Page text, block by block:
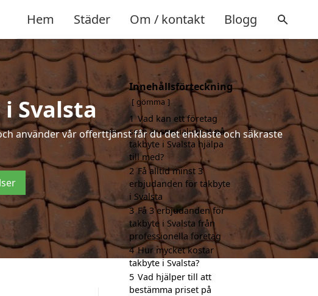
Hem Städer Om / kontakt Blogg
Svalsta
använder vår offerttjänst får du det enklaste och säkraste
Innehållsförteckning
gömma
1 Vad kan ett företag
som är specialiserat på
takbyte i Svalsta hjälpa
till med?
2 Få alltid minst 3
erbjudanden för takbyte
i Svalsta
3 Få 3 erbjudanden för
takbyte i Svalsta från
professionella företag
4 Hur mycket kostar
takbyte i Svalsta?
5 Vad hjälper till att
bestämma priset på